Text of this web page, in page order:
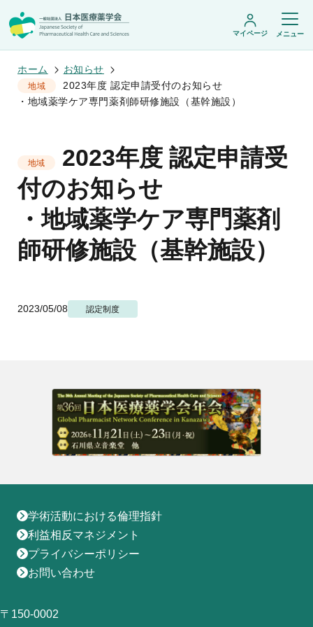
会頭挨拶
設立趣旨・活動概要
沿革・あゆみ
組織・名簿
委員会
規程・細則
情報公開
学会概要
学術集会・セミナー
開催予定のイベント一覧
年会
医療薬学公開シンポジウム
フレッシャーズ・カンファランス
臨床研究セミナー
薬物療法集中講義
症例関連セミナー
学術誌・書籍
医療薬学
JPHCS（英文誌）
出版書籍
専門薬剤師制度
専門薬剤師制度トップ
薬物療法専門薬剤師制度
地域薬学ケア専門薬剤師制度
学会賞他団体との連携協力
マイページ
入会・各種手続き
English
マイページ メニュー
ホーム お知らせ
地域
2023年度 認定申請受付のお知らせ
・地域薬学ケア専門薬剤師研修施設（基幹施設）
地域
2023年度 認定申請受
付のお知らせ
・地域薬学ケア専門薬剤
師研修施設（基幹施設）
2023/05/08 認定制度
学術活動における倫理指針
利益相反マネジメント
プライバシーポリシー
お問い合わせ
〒150-0002